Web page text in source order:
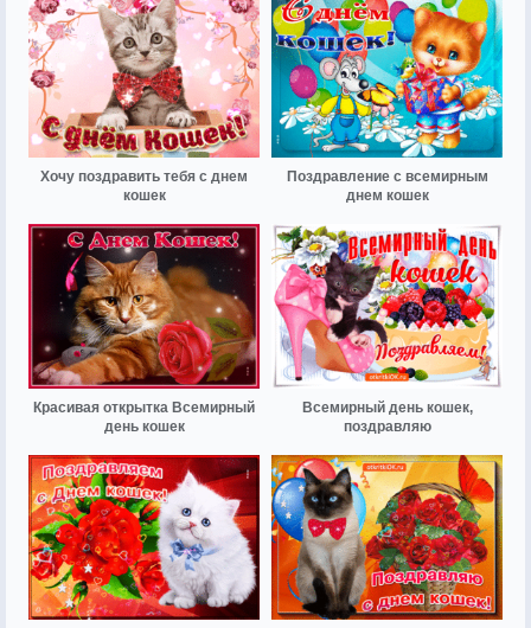
Хочу поздравить тебя с днем
кошек
Поздравление с всемирным
днем кошек
Красивая открытка Всемирный
день кошек
Всемирный день кошек,
поздравляю